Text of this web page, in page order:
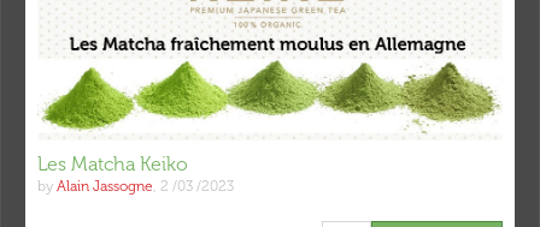
Les Matcha Keiko
by Alain Jassogne, 2 /03 /2023